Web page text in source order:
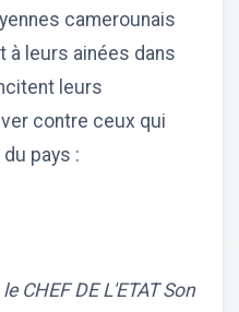
camerounais
à leurs ainées dans
leurs
contre ceux qui
pays :
CHEF DE L'ETAT Son